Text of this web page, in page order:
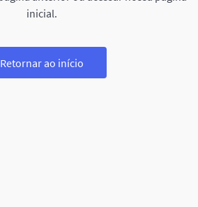
inicial.
Retornar ao início